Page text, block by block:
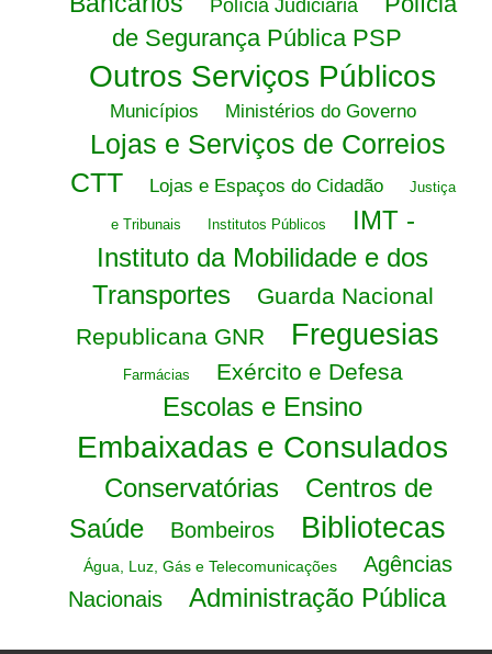
Polícia Judiciária
de Segurança Pública PSP
Outros Serviços Públicos
Municípios Ministérios do Governo
Lojas e Serviços de Correios
CTT
Lojas e Espaços do Cidadão Justiça
e Tribunais Institutos Públicos
IMT -
Instituto da Mobilidade e dos
Transportes
Guarda Nacional
Republicana GNR
Freguesias
Farmácias Exército e Defesa
Escolas e Ensino
Embaixadas e Consulados
Conservatórias
Centros de
Saúde
Bombeiros Bibliotecas
Água, Luz, Gás e Telecomunicações
Agências
Nacionais
Administração Pública